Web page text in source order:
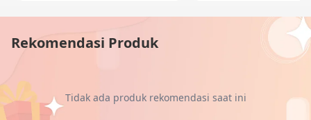
Rekomendasi Produk
Tidak ada produk rekomendasi saat ini